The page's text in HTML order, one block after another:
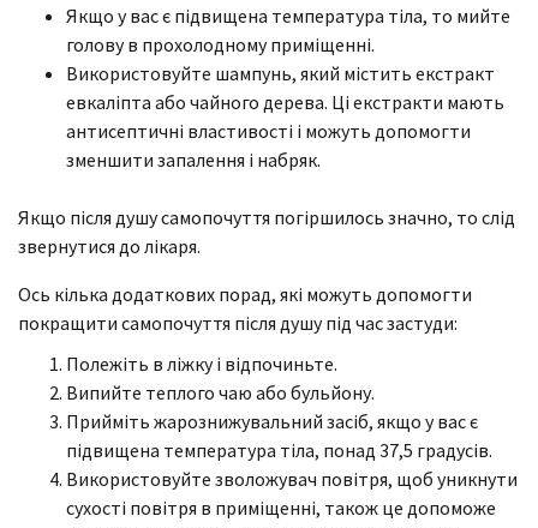
Якщо у вас є підвищена температура тіла, то мийте
голову в прохолодному приміщенні.
Використовуйте шампунь, який містить екстракт
евкаліпта або чайного дерева. Ці екстракти мають
антисептичні властивості і можуть допомогти
зменшити запалення і набряк.
Якщо після душу самопочуття погіршилось значно, то слід
звернутися до лікаря.
Ось кілька додаткових порад, які можуть допомогти
покращити самопочуття після душу під час застуди:
Полежіть в ліжку і відпочиньте.
Випийте теплого чаю або бульйону.
Прийміть жарознижувальний засіб, якщо у вас є
підвищена температура тіла, понад 37,5 градусів.
Використовуйте зволожувач повітря, щоб уникнути
сухості повітря в приміщенні, також це допоможе